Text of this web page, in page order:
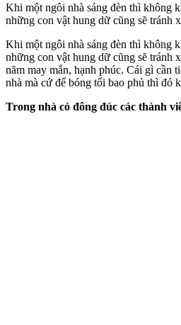
Khi một ngôi nhà sáng đèn thì không
những con vật hung dữ cũng sẽ tránh
Khi một ngôi nhà sáng đèn thì không
những con vật hung dữ cũng sẽ tránh
năm may mắn, hạnh phúc. Cái gì cần
nhà mà cứ để bóng tối bao phủ thì đó
Trong nhà có đông đúc các thành